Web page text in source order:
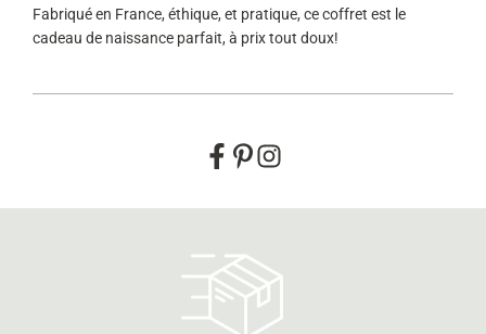
Fabriqué en France, éthique, et pratique, ce coffret est le
cadeau de naissance parfait, à prix tout doux!